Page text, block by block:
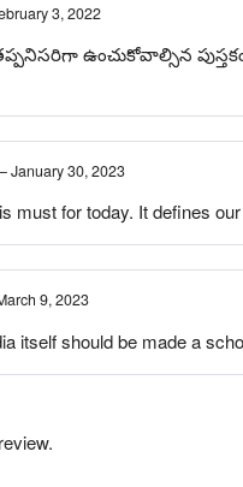
3, 2022
ఉంచుకోవాల్సిన
–January 30, 2023
must for today. It defines
9, 2023
itself should be made a